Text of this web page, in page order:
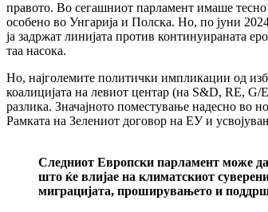
правото. Во сегашниот парламент имаше
особено во Унгарија и Полска. Но, по јуни
ја задржат линијата против континуираната
таа насока.
Но, најголемите политички импликации од
коалицијата на левиот центар (на S&D, RE,
разлика. Значајното поместување надесно во
Рамката на Зелениот договор на ЕУ и
Следниот Европски парламент може да
што ќе влијае на климатскиот
миграцијата, проширувањето и